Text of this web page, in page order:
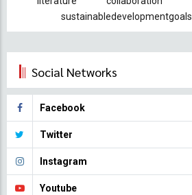
sustainabledevelopmentgoals
Social Networks
Facebook
Twitter
Instagram
Youtube